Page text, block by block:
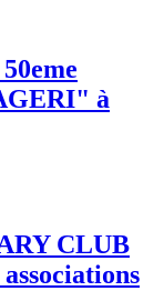
à
CLUB